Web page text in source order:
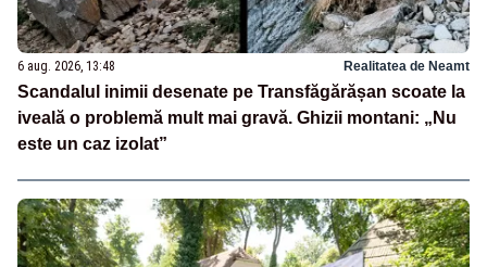
6 aug. 2026, 13:48 Realitatea de Neamt
Scandalul inimii desenate pe Transfăgărășan scoate la
iveală o problemă mult mai gravă. Ghizii montani: „Nu
este un caz izolat”